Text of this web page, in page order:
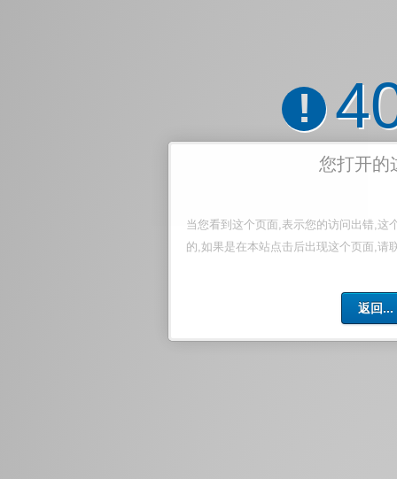
!
您打开的
当您看到这个页面,表示您的访问出错,这
的,如果是在本站点击后出现这个页面,请
返回...